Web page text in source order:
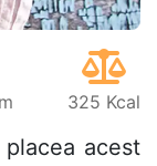
325 Kcal
acest